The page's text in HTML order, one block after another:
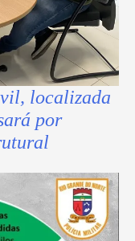
localizada
por